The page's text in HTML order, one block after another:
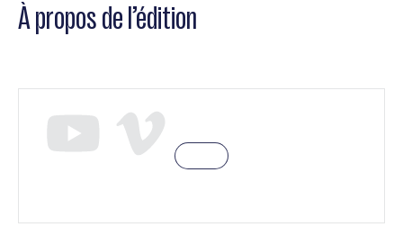
À propos de l’édition